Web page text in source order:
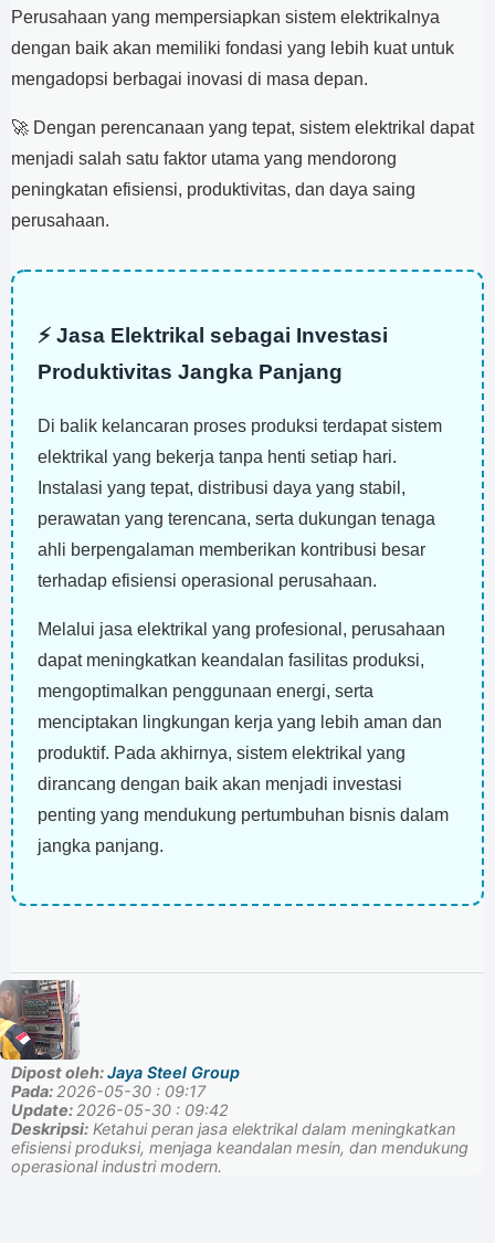
Perusahaan yang mempersiapkan sistem elektrikalnya
dengan baik akan memiliki fondasi yang lebih kuat untuk
mengadopsi berbagai inovasi di masa depan.
🚀 Dengan perencanaan yang tepat, sistem elektrikal dapat
menjadi salah satu faktor utama yang mendorong
peningkatan efisiensi, produktivitas, dan daya saing
perusahaan.
⚡ Jasa Elektrikal sebagai Investasi
Produktivitas Jangka Panjang
Di balik kelancaran proses produksi terdapat sistem
elektrikal yang bekerja tanpa henti setiap hari.
Instalasi yang tepat, distribusi daya yang stabil,
perawatan yang terencana, serta dukungan tenaga
ahli berpengalaman memberikan kontribusi besar
terhadap efisiensi operasional perusahaan.
Melalui jasa elektrikal yang profesional, perusahaan
dapat meningkatkan keandalan fasilitas produksi,
mengoptimalkan penggunaan energi, serta
menciptakan lingkungan kerja yang lebih aman dan
produktif. Pada akhirnya, sistem elektrikal yang
dirancang dengan baik akan menjadi investasi
penting yang mendukung pertumbuhan bisnis dalam
jangka panjang.
Dipost oleh:Jaya Steel Group
Pada: 2026-05-30 : 09:17
Update: 2026-05-30 : 09:42
Deskripsi: Ketahui peran jasa elektrikal dalam meningkatkan
efisiensi produksi, menjaga keandalan mesin, dan mendukung
operasional industri modern.